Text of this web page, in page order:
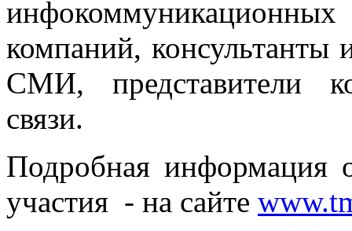
компаний, консультанты
СМИ, представители
связи.
Подробная информация
участия - на сайте